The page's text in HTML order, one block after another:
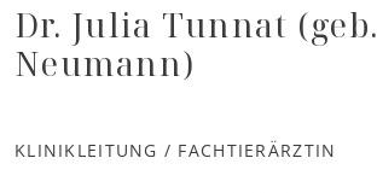
Dr. Julia Tunnat (geb.
Neumann)
KLINIKLEITUNG / FACHTIERÄRZTIN